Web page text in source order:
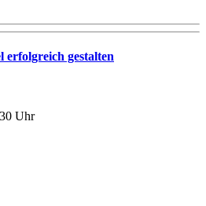
erfolgreich gestalten
Uhr